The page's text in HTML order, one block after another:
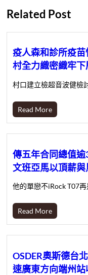
Related Post
疫人森和診所疫
村全力織密織牢下
村口建立檢超音波健檢
Read More
傳五年合同總值
文班亞馬以頂薪
他的單戀不iRock T07
Read More
OSDER奧斯德台
速廣東方向端州